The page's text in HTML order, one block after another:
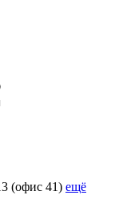
(офис 41) ещё